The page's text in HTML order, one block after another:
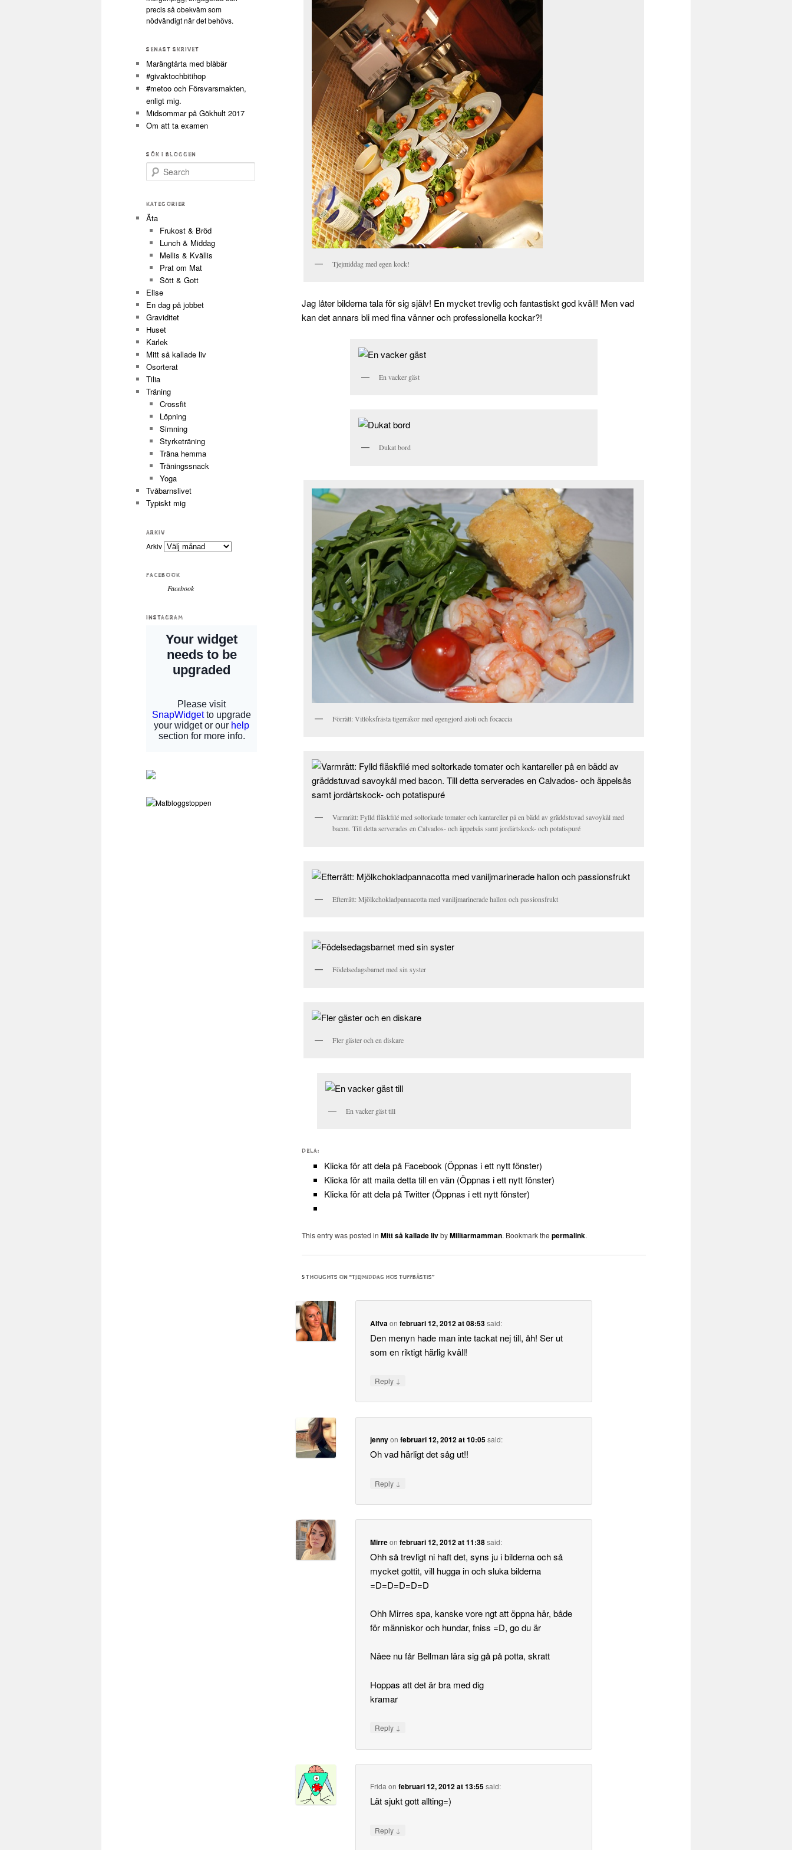
Tjejmiddag med egen kock!
Jag låter bilderna tala för sig själv! En mycket trevlig och fantastiskt god kväll! Men vad
kan det annars bli med fina vänner och professionella kockar?!
En vacker gäst
Dukat bord
Förrätt: Vitlöksfrästa tigerräkor med egengjord aioli och focaccia
Varmrätt: Fylld fläskfilé med soltorkade tomater och kantareller på en bädd av gräddstuvad savoykål med
bacon. Till detta serverades en Calvados- och äppelsås samt jordärtskock- och potatispuré
Efterrätt: Mjölkchokladpannacotta med vaniljmarinerade hallon och passionsfrukt
Födelsedagsbarnet med sin syster
Fler gäster och en diskare
En vacker gäst till
DELA:
Klicka för att dela på Facebook (Öppnas i ett nytt fönster)
Klicka för att maila detta till en vän (Öppnas i ett nytt fönster)
Klicka för att dela på Twitter (Öppnas i ett nytt fönster)
This entry was posted in Mitt så kallade livbyMilitarmamman. Bookmark the permalink.
5 THOUGHTS ON “TJEJMIDDAG HOS TUFFBÄSTIS”
Alfvaonfebruari 12, 2012 at 08:53said:
Den menyn hade man inte tackat nej till, åh! Ser ut
som en riktigt härlig kväll!
Reply ↓
jennyonfebruari 12, 2012 at 10:05said:
Oh vad härligt det såg ut!!
Reply ↓
Mirreonfebruari 12, 2012 at 11:38said:
Ohh så trevligt ni haft det, syns ju i bilderna och så
mycket gottit, vill hugga in och sluka bilderna
=D=D=D=D=D
Ohh Mirres spa, kanske vore ngt att öppna här, både
för människor och hundar, fniss =D, go du är
Näee nu får Bellman lära sig gå på potta, skratt
Hoppas att det är bra med dig
kramar
Reply ↓
Frida onfebruari 12, 2012 at 13:55said:
Lät sjukt gott allting=)
Reply ↓
precis så obekväm som
nödvändigt när det behövs.
SENAST SKRIVET
Marängtårta med blåbär
#givaktochbitihop
#metoo och Försvarsmakten,
enligt mig.
Midsommar på Gökhult 2017
Om att ta examen
SÖK I BLOGGEN
Search
KATEGORIER
Äta
Frukost & Bröd
Lunch & Middag
Mellis & Kvällis
Prat om Mat
Sött & Gott
Elise
En dag på jobbet
Graviditet
Huset
Kärlek
Mitt så kallade liv
Osorterat
Tilia
Träning
Crossfit
Löpning
Simning
Styrketräning
Träna hemma
Träningssnack
Yoga
Tvåbarnslivet
Typiskt mig
ARKIV
Arkiv
FACEBOOK
Facebook
INSTAGRAM